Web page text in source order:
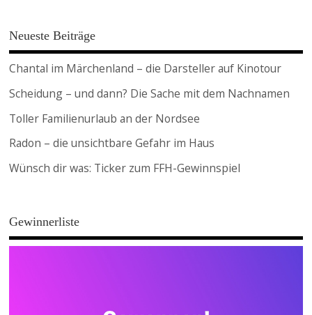
Neueste Beiträge
Chantal im Märchenland – die Darsteller auf Kinotour
Scheidung – und dann? Die Sache mit dem Nachnamen
Toller Familienurlaub an der Nordsee
Radon – die unsichtbare Gefahr im Haus
Wünsch dir was: Ticker zum FFH-Gewinnspiel
Gewinnerliste